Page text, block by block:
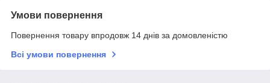
Умови повернення
Повернення товару впродовж 14 днів за домовленістю
Всі умови повернення